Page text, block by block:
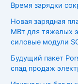
Время зарядки
Новая зарядная
МВт для тяжелых
силовые модули
Будущий пакет
спад продаж